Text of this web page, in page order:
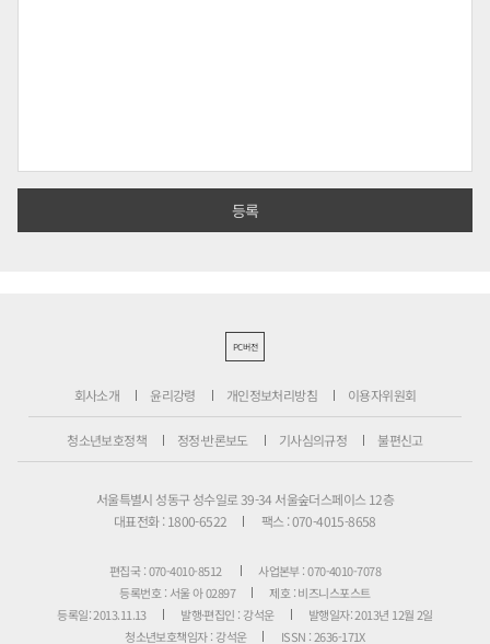
PC버전
회사소개 윤리강령 개인정보처리방침 이용자위원회
청소년보호정책 정정·반론보도 기사심의규정 불편신고
서울특별시 성동구 성수일로 39-34 서울숲더스페이스 12층
대표전화 : 1800-6522
팩스 : 070-4015-8658
편집국 : 070-4010-8512
사업본부 : 070-4010-7078
등록번호 : 서울 아 02897
제호 : 비즈니스포스트
등록일: 2013.11.13
발행·편집인 : 강석운
발행일자: 2013년 12월 2일
청소년보호책임자 : 강석운
ISSN : 2636-171X